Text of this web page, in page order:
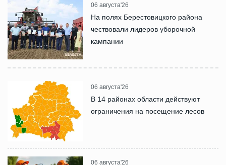
06 августа'26
На полях Берестовицкого района
чествовали лидеров уборочной
кампании
06 августа'26
В 14 районах области действуют
ограничения на посещение лесов
06 августа'26